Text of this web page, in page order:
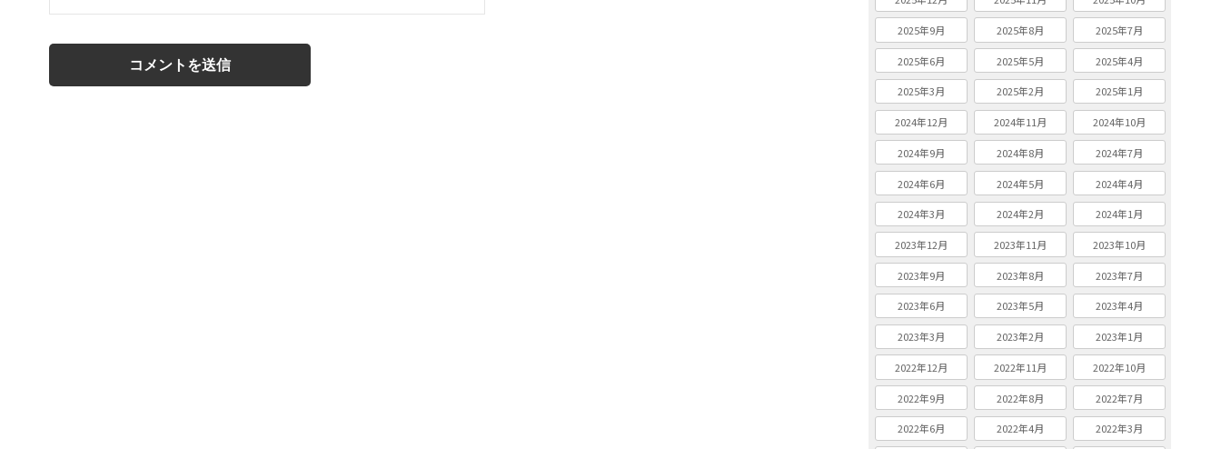
2025年9月 2025年8月 2025年7月
2025年6月 2025年5月 2025年4月
2025年3月 2025年2月 2025年1月
2024年12月 2024年11月 2024年10月
2024年9月 2024年8月 2024年7月
2024年6月 2024年5月 2024年4月
2024年3月 2024年2月 2024年1月
2023年12月 2023年11月 2023年10月
2023年9月 2023年8月 2023年7月
2023年6月 2023年5月 2023年4月
2023年3月 2023年2月 2023年1月
2022年12月 2022年11月 2022年10月
2022年9月 2022年8月 2022年7月
2022年6月 2022年4月 2022年3月